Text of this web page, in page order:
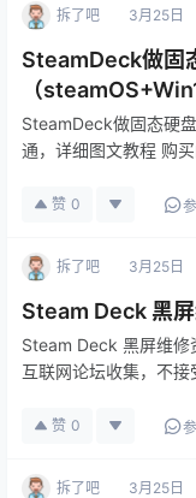
拆了吧 3月25日
SteamDeck做固
（
SteamDeck做固态硬
通，详细图文教程 购
性，不接受任何退货
赞 0
拆了吧 3月25日
Steam Deck 黑
Steam Deck 黑屏维修
互联网论坛收集，不
不明白可加 博主微信
赞 0
拆了吧 3月25日